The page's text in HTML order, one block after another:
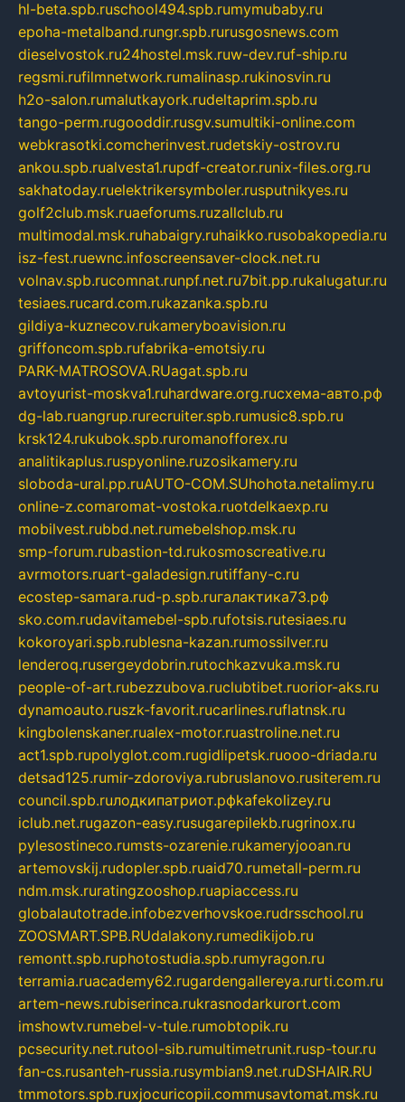
hl-beta.spb.ruschool494.spb.rumymubaby.ru
epoha-metalband.rungr.spb.rurusgosnews.com
dieselvostok.ru24hostel.msk.ruw-dev.ruf-ship.ru
regsmi.rufilmnetwork.rumalinasp.rukinosvin.ru
h2o-salon.rumalutkayork.rudeltaprim.spb.ru
tango-perm.rugooddir.rusgv.sumultiki-online.com
webkrasotki.comcherinvest.rudetskiy-ostrov.ru
ankou.spb.rualvesta1.rupdf-creator.runix-files.org.ru
sakhatoday.ruelektrikersymboler.rusputnikyes.ru
golf2club.msk.ruaeforums.ruzallclub.ru
multimodal.msk.ruhabaigry.ruhaikko.rusobakopedia.ru
isz-fest.ruewnc.infoscreensaver-clock.net.ru
volnav.spb.rucomnat.runpf.net.ru7bit.pp.rukalugatur.ru
tesiaes.rucard.com.rukazanka.spb.ru
gildiya-kuznecov.rukameryboavision.ru
griffoncom.spb.rufabrika-emotsiy.ru
PARK-MATROSOVA.RUagat.spb.ru
avtoyurist-moskva1.ruhardware.org.ruсхема-авто.рф
dg-lab.ruangrup.rurecruiter.spb.rumusic8.spb.ru
krsk124.rukubok.spb.ruromanofforex.ru
analitikaplus.ruspyonline.ruzosikamery.ru
sloboda-ural.pp.ruAUTO-COM.SUhohota.netalimy.ru
online-z.comaromat-vostoka.ruotdelkaexp.ru
mobilvest.rubbd.net.rumebelshop.msk.ru
smp-forum.rubastion-td.rukosmoscreative.ru
avrmotors.ruart-galadesign.rutiffany-c.ru
ecostep-samara.rud-p.spb.ruгалактика73.рф
sko.com.rudavitamebel-spb.rufotsis.rutesiaes.ru
kokoroyari.spb.rublesna-kazan.rumossilver.ru
lenderoq.rusergeydobrin.rutochkazvuka.msk.ru
people-of-art.rubezzubova.ruclubtibet.ruorior-aks.ru
dynamoauto.ruszk-favorit.rucarlines.ruflatnsk.ru
kingbolenskaner.rualex-motor.ruastroline.net.ru
act1.spb.rupolyglot.com.rugidlipetsk.ruooo-driada.ru
detsad125.rumir-zdoroviya.rubruslanovo.rusiterem.ru
council.spb.ruлодкипатриот.рфkafekolizey.ru
iclub.net.rugazon-easy.rusugarepilekb.rugrinox.ru
pylesostineco.rumsts-ozarenie.rukameryjooan.ru
artemovskij.rudopler.spb.ruaid70.rumetall-perm.ru
ndm.msk.ruratingzooshop.ruapiaccess.ru
globalautotrade.infobezverhovskoe.rudrsschool.ru
ZOOSMART.SPB.RUdalakony.rumedikijob.ru
remontt.spb.ruphotostudia.spb.rumyragon.ru
terramia.ruacademy62.rugardengallereya.rurti.com.ru
artem-news.rubiserinca.rukrasnodarkurort.com
imshowtv.rumebel-v-tule.rumobtopik.ru
pcsecurity.net.rutool-sib.rumultimetrunit.rusp-tour.ru
fan-cs.rusanteh-russia.rusymbian9.net.ruDSHAIR.RU
tmmotors.spb.ruxjocuricopii.commusavtomat.msk.ru